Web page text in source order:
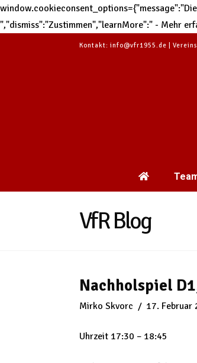
","dismiss":"Zustimmen","learnMore":" - Mehr
Kontakt: info@vfr1955.de |
VfR Blog
Nachholspiel
Mirko Skvorc 17. Februar
Uhrzeit 17:30 – 18:45